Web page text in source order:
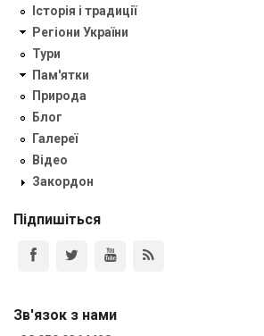
Історія і традиції
Регіони України
Тури
Пам'ятки
Природа
Блог
Галереї
Відео
Закордон
Підпишіться
Зв'язок з нами